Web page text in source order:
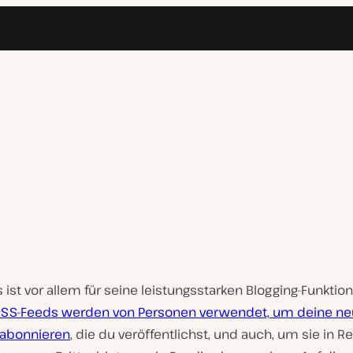
ist vor allem für seine leistungsstarken Blogging-
Feeds werden von Personen verwendet, um deine
, die du veröffentlichst, und auch, um sie in